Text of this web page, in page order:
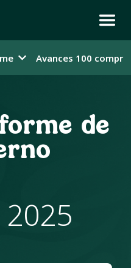
Avances 100
de